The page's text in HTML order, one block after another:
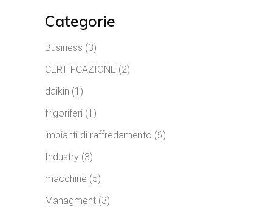
Categorie
Business (3)
CERTIFCAZIONE (2)
daikin (1)
frigoriferi (1)
impianti di raffredamento (6)
Industry (3)
macchine (5)
Managment (3)